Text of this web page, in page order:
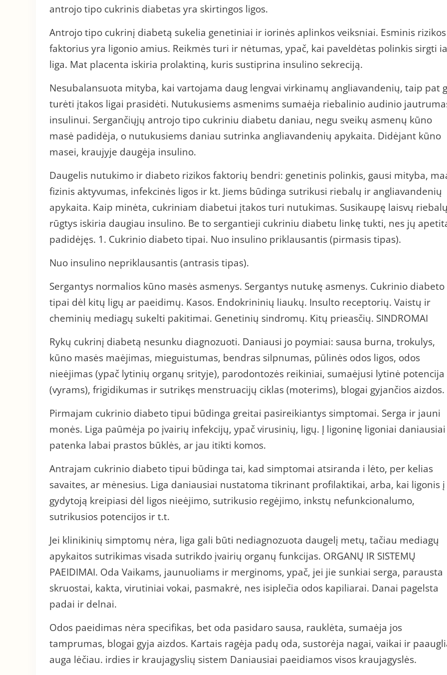
antrojo tipo cukrinis diabetas yra skirtingos ligos.
Antrojo tipo cukrinį diabetą sukelia genetiniai ir iorinės aplinkos veiksniai. Esminis rizikos
faktorius yra ligonio amius. Reikmės turi ir nėtumas, ypač, kai paveldėtas polinkis sirgti ia
liga. Mat placenta iskiria prolaktiną, kuris sustiprina insulino sekreciją.
Nesubalansuota mityba, kai vartojama daug lengvai virkinamų angliavandenių, taip pat
turėti įtakos ligai prasidėti. Nutukusiems asmenims sumaėja riebalinio audinio
insulinui. Sergančiųjų antrojo tipo cukriniu diabetu daniau, negu sveikų asmenų kūno
masė padidėja, o nutukusiems daniau sutrinka angliavandenių apykaita. Didėjant kūno
masei, kraujyje daugėja insulino.
Daugelis nutukimo ir diabeto rizikos faktorių bendri: genetinis polinkis, gausi mityba,
fizinis aktyvumas, infekcinės ligos ir kt. Jiems būdinga sutrikusi riebalų ir angliavandenių
apykaita. Kaip minėta, cukriniam diabetui įtakos turi nutukimas. Susikaupę laisvų
rūgtys iskiria daugiau insulino. Be to sergantieji cukriniu diabetu linkę tukti, nes jų
padidėjęs. 1. Cukrinio diabeto tipai. Nuo insulino priklausantis (pirmasis tipas).
Nuo insulino nepriklausantis (antrasis tipas).
Sergantys normalios kūno masės asmenys. Sergantys nutukę asmenys. Cukrinio diabeto
tipai dėl kitų ligų ar paeidimų. Kasos. Endokrininių liaukų. Insulto receptorių. Vaistų ir
cheminių mediagų sukelti pakitimai. Genetinių sindromų. Kitų prieasčių. SINDROMAI
Rykų cukrinį diabetą nesunku diagnozuoti. Daniausi jo poymiai: sausa burna, trokulys,
kūno masės maėjimas, mieguistumas, bendras silpnumas, pūlinės odos ligos, odos
nieėjimas (ypač lytinių organų srityje), parodontozės reikiniai, sumaėjusi lytinė potencija
(vyrams), frigidikumas ir sutrikęs menstruacijų ciklas (moterims), blogai gyjančios aizdos.
Pirmajam cukrinio diabeto tipui būdinga greitai pasireikiantys simptomai. Serga ir jauni
monės. Liga paūmėja po įvairių infekcijų, ypač virusinių, ligų. Į ligoninę ligoniai daniausiai
patenka labai prastos būklės, ar jau itikti komos.
Antrajam cukrinio diabeto tipui būdinga tai, kad simptomai atsiranda i lėto, per kelias
savaites, ar mėnesius. Liga daniausiai nustatoma tikrinant profilaktikai, arba, kai ligonis į
gydytoją kreipiasi dėl ligos nieėjimo, sutrikusio regėjimo, inkstų nefunkcionalumo,
sutrikusios potencijos ir t.t.
Jei klinikinių simptomų nėra, liga gali būti nediagnozuota daugelį metų, tačiau mediagų
apykaitos sutrikimas visada sutrikdo įvairių organų funkcijas. ORGANŲ IR SISTEMŲ
PAEIDIMAI. Oda Vaikams, jaunuoliams ir merginoms, ypač, jei jie sunkiai serga, parausta
skruostai, kakta, virutiniai vokai, pasmakrė, nes isiplečia odos kapiliarai. Danai pagelsta
padai ir delnai.
Odos paeidimas nėra specifikas, bet oda pasidaro sausa, rauklėta, sumaėja jos
tamprumas, blogai gyja aizdos. Kartais ragėja padų oda, sustorėja nagai, vaikai ir
auga lėčiau. irdies ir kraujagyslių sistem Daniausiai paeidiamos visos kraujagyslės.